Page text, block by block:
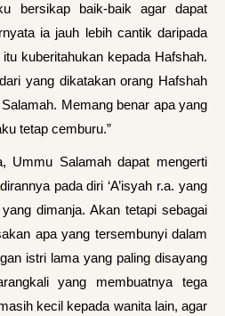
ber­sikap baik-baik agar dapat
ia jauh lebih cantik daripada
kuberitahukan kepada Hafshah.
yang dikatakan orang Hafshah
Memang benar apa yang
tetap cemburu.”
Ummu Salamah dapat mengerti
pada diri ‘A’isyah r.a. yang
dimanja. Akan tetapi sebagai
apa yang tersembunyi dalam
istri lama yang paling disayang
yang mem­buatnya tega
kecil kepada wanita lain, agar